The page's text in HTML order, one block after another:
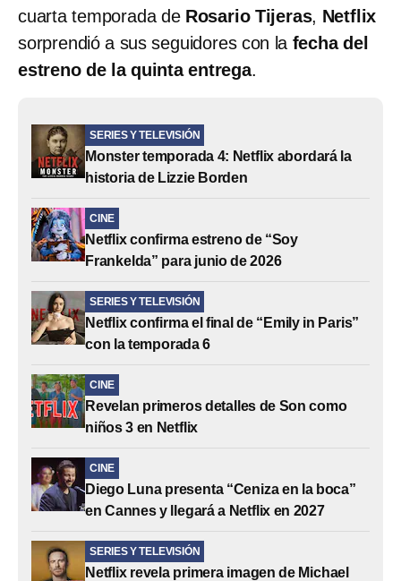
cuarta temporada de Rosario Tijeras, Netflix
sorprendió a sus seguidores con la fecha del
estreno de la quinta entrega.
SERIES Y TELEVISIÓN
Monster temporada 4: Netflix abordará la
historia de Lizzie Borden
CINE
Netflix confirma estreno de “Soy
Frankelda” para junio de 2026
SERIES Y TELEVISIÓN
Netflix confirma el final de “Emily in Paris”
con la temporada 6
CINE
Revelan primeros detalles de Son como
niños 3 en Netflix
CINE
Diego Luna presenta “Ceniza en la boca”
en Cannes y llegará a Netflix en 2027
SERIES Y TELEVISIÓN
Netflix revela primera imagen de Michael